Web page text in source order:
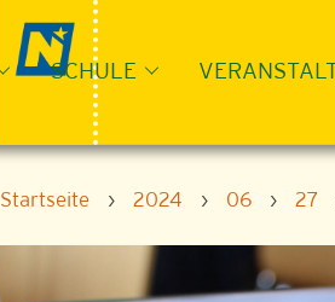
SCHULE
Startseite › 2024 › 06 › 27